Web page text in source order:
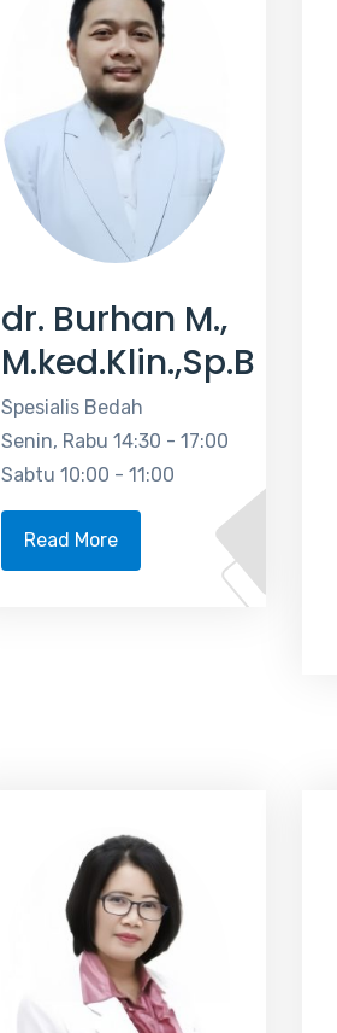
dr. Burhan M.,
M.ked.Klin.,Sp.B
Spesialis Bedah
Senin, Rabu 14:30 - 17:00
Sabtu 10:00 - 11:00
Read More